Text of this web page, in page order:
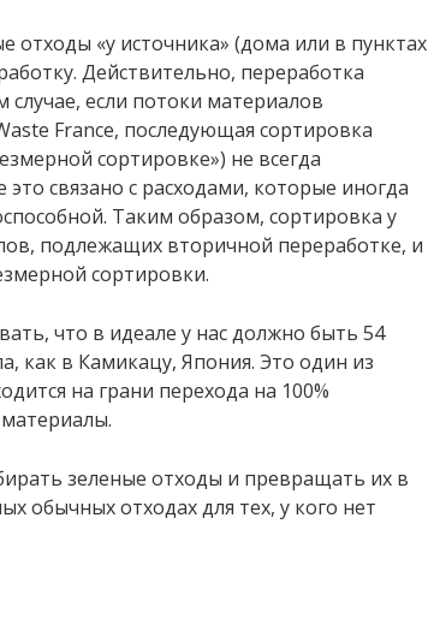
отходы «у источника» (дома или в пунктах
Действительно, переработка
если потоки материалов
France, последующая сортировка
сортировке») не всегда
связано с расходами, которые иногда
Таким образом, сортировка у
подлежащих вторичной переработке, и
сортировки.
что в идеале у нас должно быть 54
как в Камикацу, Япония. Это один из
на грани перехода на 100%
зеленые отходы и превращать их в
обычных отходах для тех, у кого нет